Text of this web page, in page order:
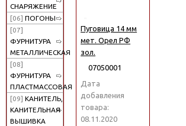
СНАРЯЖЕНИЕ
[06] ПОГОНЫ
[07]
ФУРНИТУРА
МЕТАЛЛИЧЕСКАЯ
[08]
ФУРНИТУРА
ПЛАСТМАССОВАЯ
[09] КАНИТЕЛЬ,
КАНИТЕЛЬНАЯ
ВЫШИВКА
Пуговица 14 мм
мет. Орел РФ
зол.
07050001
Дата
добавления
товара:
08.11.2020